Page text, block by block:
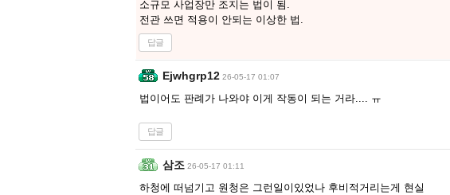
소규모 사업장만 조지는 법이 됨.
전관 쓰면 적용이 안되는 이상한 법.
답글
Ejwhgrp12 26-05-17 01:07
법이어도 판례가 나와야 이게 작동이 되는 거라.... ㅠ
답글
삼조 26-05-17 01:11
하청에 떠넘기고 원청은 그런일이있었나 후비적거리는게 현실